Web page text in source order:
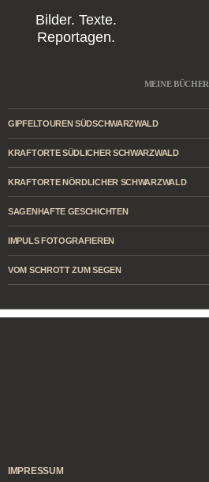
Bilder. Texte.
Reportagen.
MEINE BÜCHER
GIPFELTOUREN SÜDSCHWARZWALD
KRAFTORTE SÜDLICHER SCHWARZWALD
KRAFTORTE NÖRDLICHER SCHWARZWALD
SAGENHAFTE GESCHICHTEN
IMPULS FOTOGRAFIEREN
VOM SCHROTT ZUM SEGEN
IMPRESSUM